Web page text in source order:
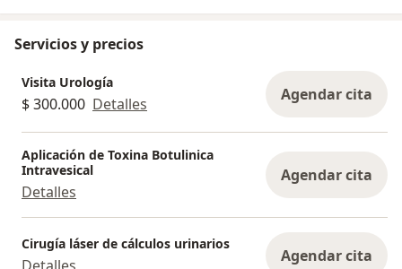
Servicios y precios
Visita Urología
$ 300.000 Detalles Agendar cita
Aplicación de Toxina Botulinica
Intravesical
Detalles
Agendar cita
Cirugía láser de cálculos urinarios
Agendar cita